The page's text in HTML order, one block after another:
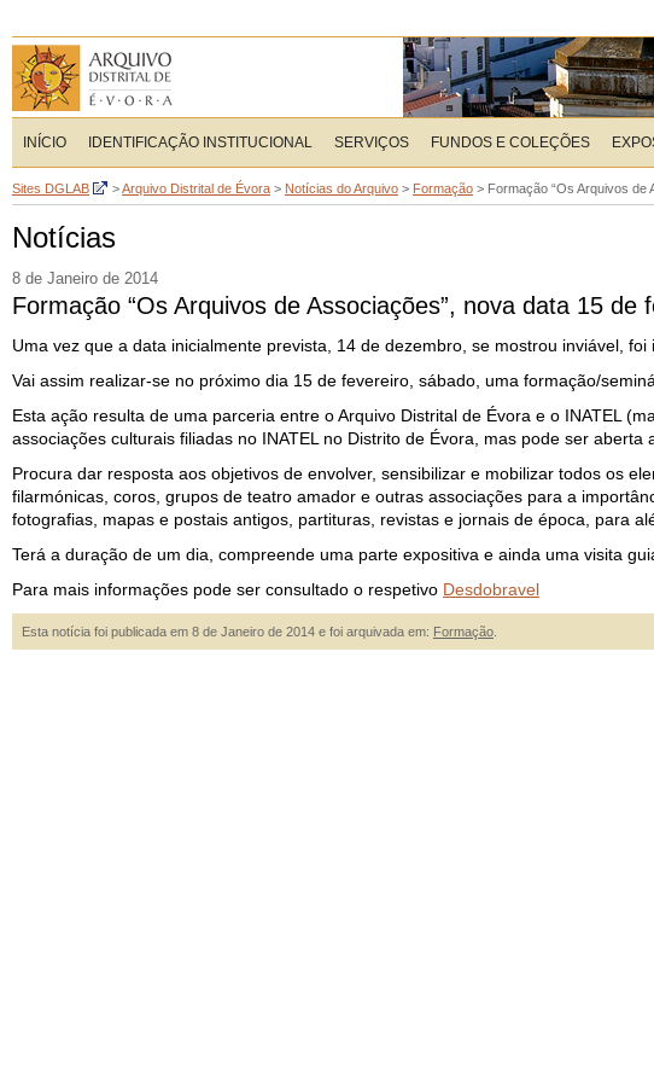
INÍCIO IDENTIFICAÇÃO INSTITUCIONAL SERVIÇOS FUNDOS E COLEÇÕES
Sites DGLAB >Arquivo Distrital de Évora > Notícias do Arquivo > Formação > Formação “Os Arquivos de
Notícias
8 de Janeiro de 2014
Formação “Os Arquivos de Associações”, nova data 15 de
Uma vez que a data inicialmente prevista, 14 de dezembro, se mostrou inviável,
Vai assim realizar-se no próximo dia 15 de fevereiro, sábado, uma formação/
Esta ação resulta de uma parceria entre o Arquivo Distrital de Évora e o INATEL
associações culturais filiadas no INATEL no Distrito de Évora, mas pode ser aberta
Procura dar resposta aos objetivos de envolver, sensibilizar e mobilizar todos os
filarmónicas, coros, grupos de teatro amador e outras associações para a
fotografias, mapas e postais antigos, partituras, revistas e jornais de época, para
Terá a duração de um dia, compreende uma parte expositiva e ainda uma visita
Para mais informações pode ser consultado o respetivo Desdobravel
Esta notícia foi publicada em 8 de Janeiro de 2014 e foi arquivada em: Formação